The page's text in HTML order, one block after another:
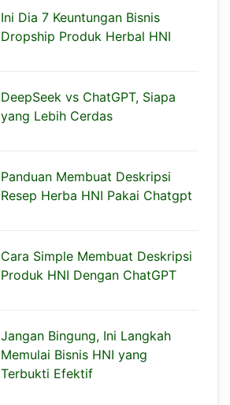
Ini Dia 7 Keuntungan Bisnis
Dropship Produk Herbal HNI
DeepSeek vs ChatGPT, Siapa
yang Lebih Cerdas
Panduan Membuat Deskripsi
Resep Herba HNI Pakai Chatgpt
Cara Simple Membuat Deskripsi
Produk HNI Dengan ChatGPT
Jangan Bingung, Ini Langkah
Memulai Bisnis HNI yang
Terbukti Efektif